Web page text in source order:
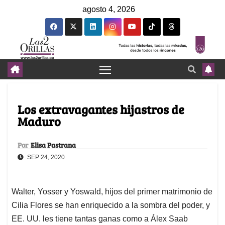
agosto 4, 2026
Los extravagantes hijastros de
Maduro
Por Elisa Pastrana
SEP 24, 2020
Walter, Yosser y Yoswald, hijos del primer matrimonio de
Cilia Flores se han enriquecido a la sombra del poder, y
EE. UU. les tiene tantas ganas como a Álex Saab